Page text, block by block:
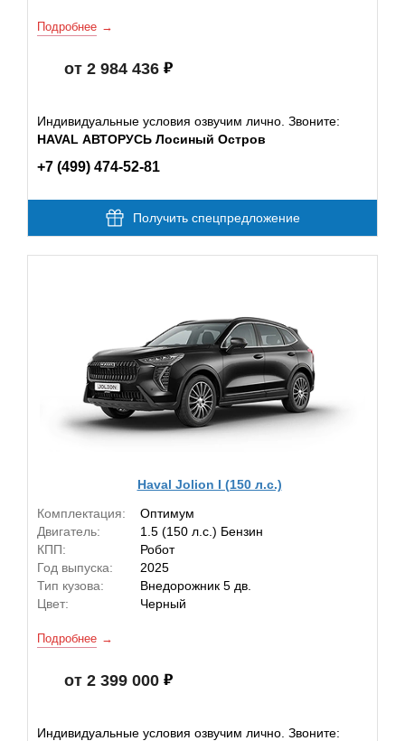
Подробнее
от 2 984 436
Индивидуальные условия озвучим лично. Звоните:
HAVAL АВТОРУСЬ Лосиный Остров
+7 (499) 474-52-81
Получить спецпредложение
Haval Jolion I (150 л.с.)
Комплектация:
Оптимум
Двигатель:
1.5 (150 л.с.) Бензин
КПП:
Робот
Год выпуска:
2025
Тип кузова:
Внедорожник 5 дв.
Цвет:
Черный
Подробнее
от 2 399 000
Индивидуальные условия озвучим лично. Звоните: